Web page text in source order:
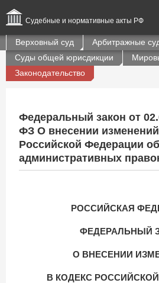
Судебные и нормативные акты РФ
Верховный суд
Арбитражные
Суды общей юрисдикции
Законодательство
Федеральный закон от
ФЗ О внесении
Российской Федерации об
административных
РОССИЙСКАЯ
ФЕДЕРАЛЬНЫЙ
О ВНЕСЕНИИ
В КОДЕКС